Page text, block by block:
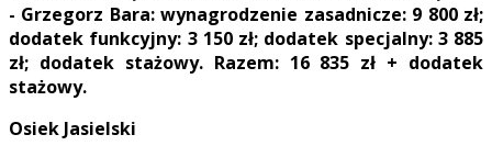
- Grzegorz Bara: wynagrodzenie zasadnicze: 9 800 zł;
dodatek funkcyjny: 3 150 zł; dodatek specjalny: 3 885
zł; dodatek stażowy. Razem: 16 835 zł + dodatek
stażowy.
Osiek Jasielski